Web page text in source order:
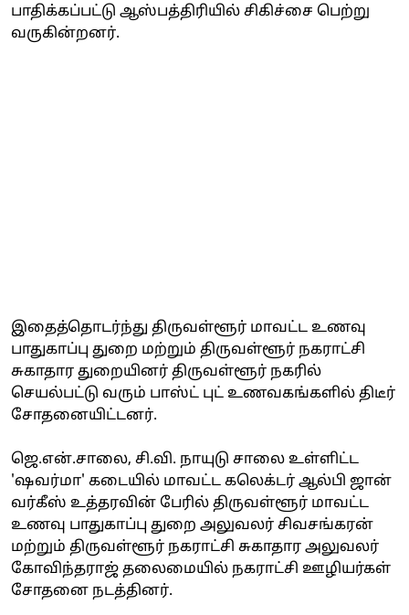
பாதிக்கப்பட்டு ஆஸ்பத்திரியில் சிகிச்சை பெற்று
வருகின்றனர்.
இதைத்தொடர்ந்து திருவள்ளூர் மாவட்ட உணவு
பாதுகாப்பு துறை மற்றும் திருவள்ளூர் நகராட்சி
சுகாதார துறையினர் திருவள்ளூர் நகரில்
செயல்பட்டு வரும் பாஸ்ட் புட் உணவகங்களில் திடீர்
சோதனையிட்டனர்.
ஜெ.என்.சாலை, சி.வி. நாயுடு சாலை உள்ளிட்ட
'ஷவர்மா' கடையில் மாவட்ட கலெக்டர் ஆல்பி ஜான்
வர்கீஸ் உத்தரவின் பேரில் திருவள்ளூர் மாவட்ட
உணவு பாதுகாப்பு துறை அலுவலர் சிவசங்கரன்
மற்றும் திருவள்ளூர் நகராட்சி சுகாதார அலுவலர்
கோவிந்தராஜ் தலைமையில் நகராட்சி ஊழியர்கள்
சோதனை நடத்தினர்.